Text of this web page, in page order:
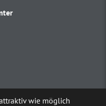
wie möglich